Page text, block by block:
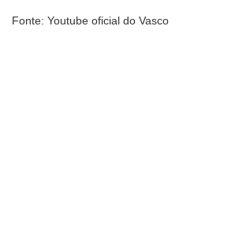
Fonte: Youtube oficial do Vasco